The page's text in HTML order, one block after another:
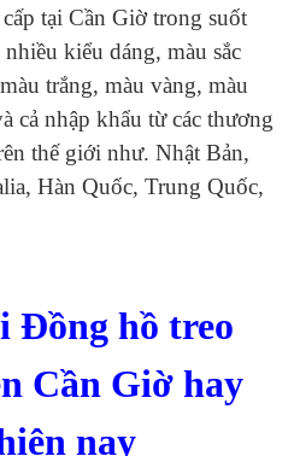
tại Cần Giờ trong suốt
kiểu dáng, màu sắc
trắng, màu vàng, màu
cả nhập khẩu từ các thương
thế giới như. Nhật Bản,
Hàn Quốc, Trung Quốc,
Đồng hồ treo
Cần Giờ hay
nay